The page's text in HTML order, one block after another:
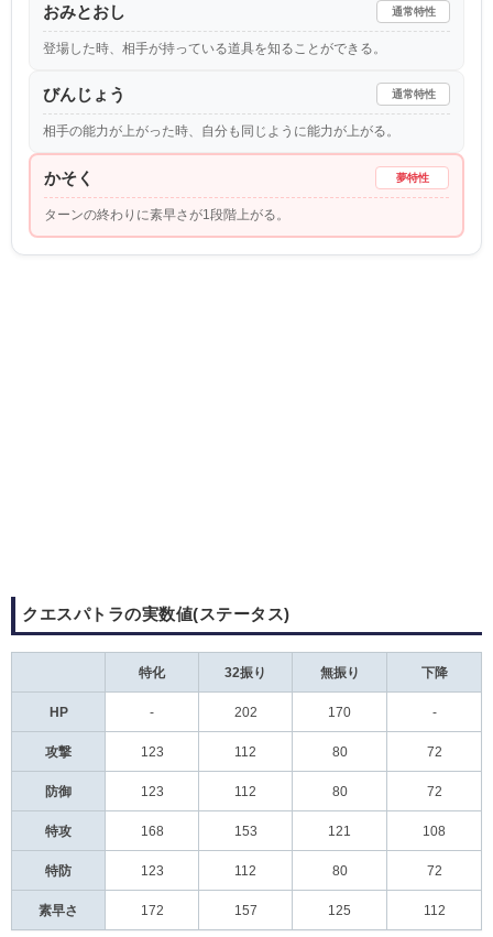
おみとおし 通常特性
登場した時、相手が持っている道具を知ることができる。
びんじょう 通常特性
相手の能力が上がった時、自分も同じように能力が上がる。
かそく 夢特性
ターンの終わりに素早さが1段階上がる。
クエスパトラの実数値(ステータス)
特化 32振り 無振り 下降
HP - 202 170 -
攻撃 123 112 80 72
防御 123 112 80 72
特攻 168 153 121 108
特防 123 112 80 72
素早さ 172 157 125 112